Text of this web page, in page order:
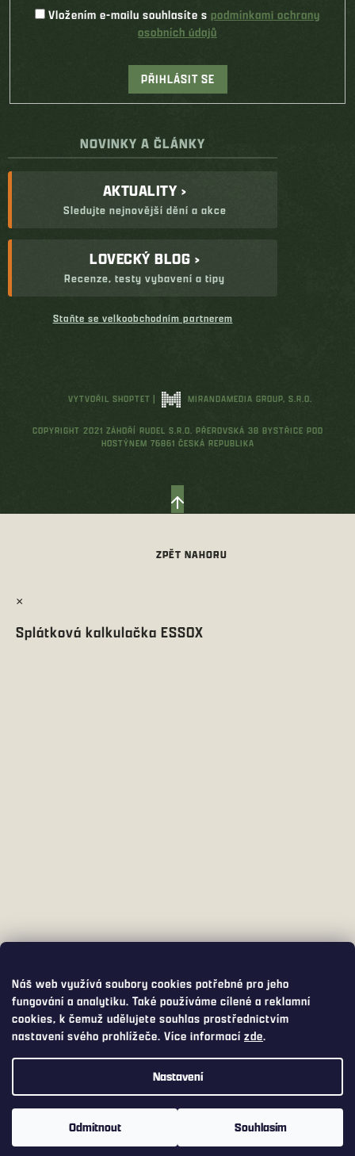
Náš web využívá soubory cookies potřebné pro jeho
fungování a analytiku. Také používáme cílené a reklamní
cookies, k čemuž udělujete souhlas prostřednictvím
nastavení svého prohlížeče. Více informacízde.
Nastavení
Odmítnout Souhlasím
Využijte přepravu s DPD PICKUP za pouhých 75,- Kč. DPD PICKUP
Vám balíček doručí do široké nabídky výdejních míst a boxů, včetně
Vložením e-mailu souhlasíte s podmínkami ochrany
osobních údajů
PŘIHLÁSIT SE
NOVINKY A ČLÁNKY
AKTUALITY ›
Sledujte nejnovější dění a akce
LOVECKÝ BLOG ›
Recenze, testy vybavení a tipy
Staňte se velkoobchodním partnerem
VYTVOŘIL SHOPTET | MIRANDAMEDIA GROUP, S.R.O.
COPYRIGHT 2021 ZÁHOŘÍ RUDEL S.R.O. PŘEROVSKÁ 38 BYSTŘICE POD
HOSTÝNEM 76861 ČESKÁ REPUBLIKA
×
Splátková kalkulačka ESSOX